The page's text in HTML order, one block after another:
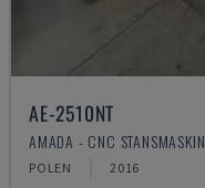
AE-2510NT
AMADA - CNC STANSMASKIN
POLEN 2016